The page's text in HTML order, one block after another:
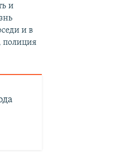
и
и в
полиция